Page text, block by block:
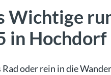
Wichtige
in Hochdorf
Rad oder rein in die